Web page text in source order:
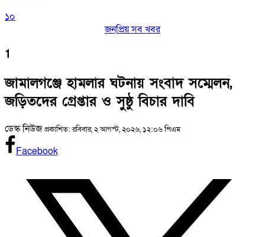
১০
জনপ্রিয় সব খবর
1
জামালগঞ্জে হামলার ঘটনায় সংবাদ সম্মেলন,
জড়িতদের গ্রেপ্তার ও সুষ্ঠু বিচার দাবি
ডেস্ক নিউজপ্রকাশিত: রবিবার, ২ আগস্ট, ২০২৬, ১২:০৬ পিএম
Facebook